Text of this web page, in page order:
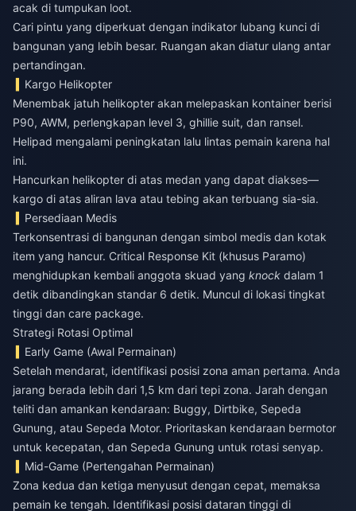
acak di tumpukan loot.
Cari pintu yang diperkuat dengan indikator lubang kunci di
bangunan yang lebih besar. Ruangan akan diatur ulang antar
pertandingan.
Kargo Helikopter
Menembak jatuh helikopter akan melepaskan kontainer berisi
P90, AWM, perlengkapan level 3, ghillie suit, dan ransel.
Helipad mengalami peningkatan lalu lintas pemain karena hal
ini.
Hancurkan helikopter di atas medan yang dapat diakses—
kargo di atas aliran lava atau tebing akan terbuang sia-sia.
Persediaan Medis
Terkonsentrasi di bangunan dengan simbol medis dan kotak
item yang hancur. Critical Response Kit (khusus Paramo)
menghidupkan kembali anggota skuad yang knock dalam 1
detik dibandingkan standar 6 detik. Muncul di lokasi tingkat
tinggi dan care package.
Strategi Rotasi Optimal
Early Game (Awal Permainan)
Setelah mendarat, identifikasi posisi zona aman pertama. Anda
jarang berada lebih dari 1,5 km dari tepi zona. Jarah dengan
teliti dan amankan kendaraan: Buggy, Dirtbike, Sepeda
Gunung, atau Sepeda Motor. Prioritaskan kendaraan bermotor
untuk kecepatan, dan Sepeda Gunung untuk rotasi senyap.
Mid-Game (Pertengahan Permainan)
Zona kedua dan ketiga menyusut dengan cepat, memaksa
pemain ke tengah. Identifikasi posisi dataran tinggi di